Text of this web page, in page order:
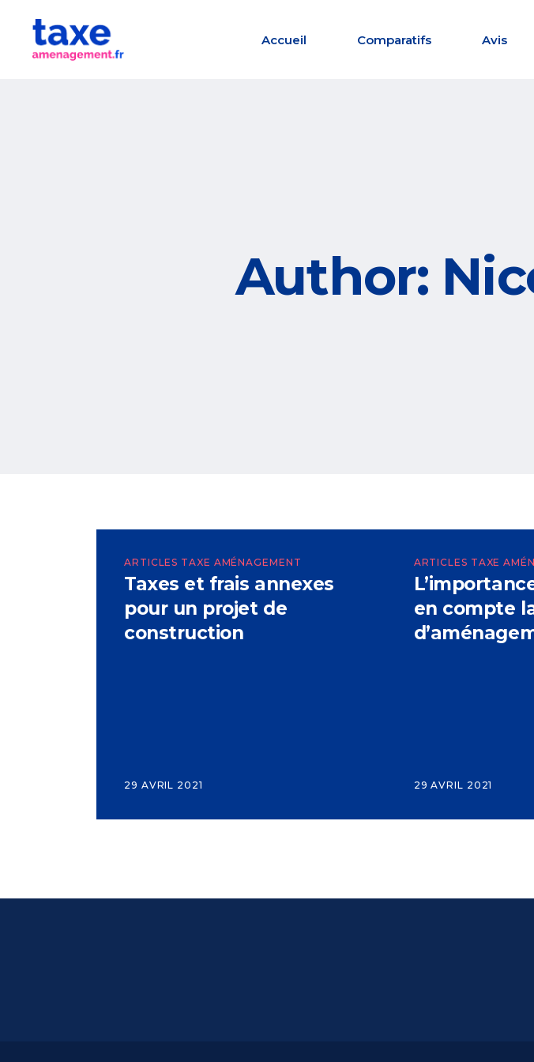
Accueil Comparatifs Avis
Author:
ARTICLES TAXE AMÉNAGEMENT
Taxes et frais annexes
pour un projet de
construction
29 AVRIL 2021
ARTICLES TAXE
en compte
29 AVRIL 2021